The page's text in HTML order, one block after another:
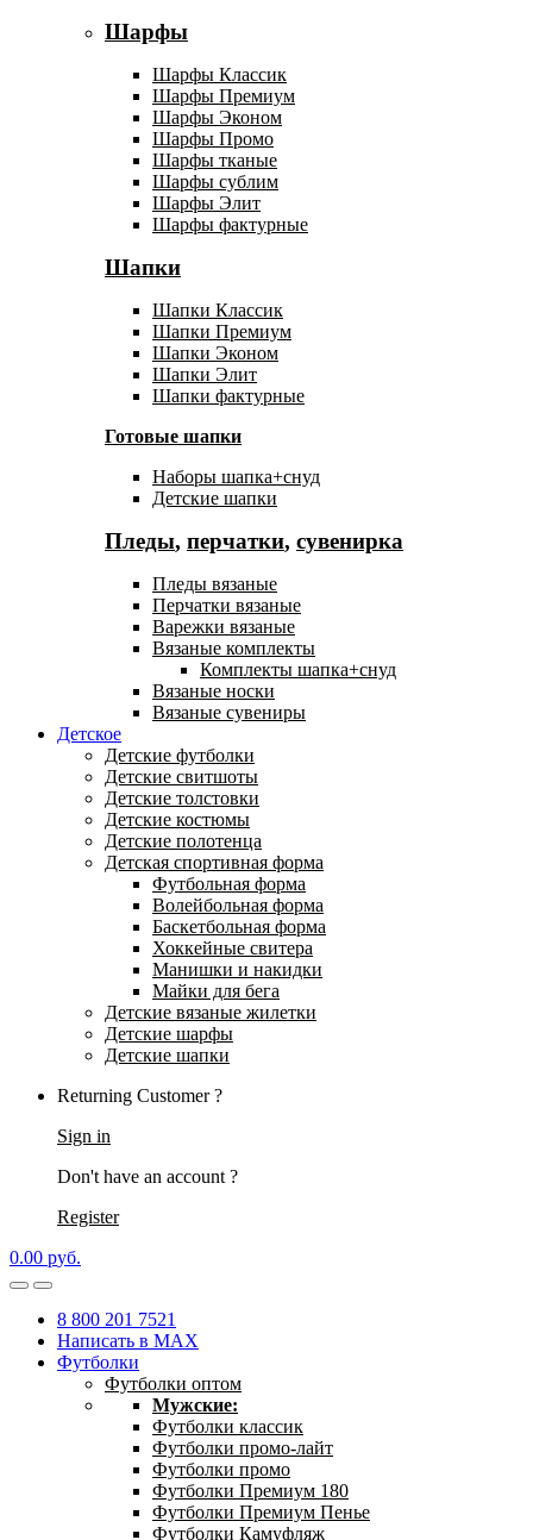
Шарфы
Шарфы Классик
Шарфы Премиум
Шарфы Эконом
Шарфы Промо
Шарфы тканые
Шарфы сублим
Шарфы Элит
Шарфы фактурные
Шапки
Шапки Классик
Шапки Премиум
Шапки Эконом
Шапки Элит
Шапки фактурные
Готовые шапки
Наборы шапка+снуд
Детские шапки
Пледы, перчатки, сувенирка
Пледы вязаные
Перчатки вязаные
Варежки вязаные
Вязаные комплекты
Комплекты шапка+снуд
Вязаные носки
Вязаные сувениры
Детское
Детские футболки
Детские свитшоты
Детские толстовки
Детские костюмы
Детские полотенца
Детская спортивная форма
Футбольная форма
Волейбольная форма
Баскетбольная форма
Хоккейные свитера
Манишки и накидки
Майки для бега
Детские вязаные жилетки
Детские шарфы
Детские шапки
Returning Customer ?
Sign in
Don't have an account ?
Register
0.00 руб.
8 800 201 7521
Написать в MAX
Футболки
Футболки оптом
Мужские:
Футболки классик
Футболки промо-лайт
Футболки промо
Футболки Премиум 180
Футболки Премиум Пенье
Футболки Камуфляж